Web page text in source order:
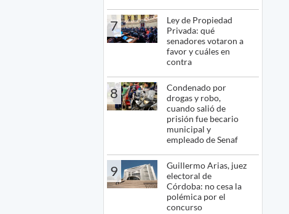
7
Ley de Propiedad
Privada: qué
senadores votaron a
favor y cuáles en
contra
8
Condenado por
drogas y robo,
cuando salió de
prisión fue becario
municipal y
empleado de Senaf
9
Guillermo Arias, juez
electoral de
Córdoba: no cesa la
polémica por el
concurso